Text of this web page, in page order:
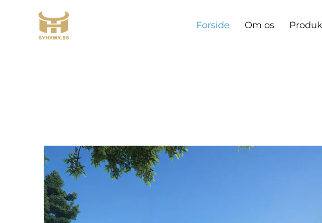
Forside Om os